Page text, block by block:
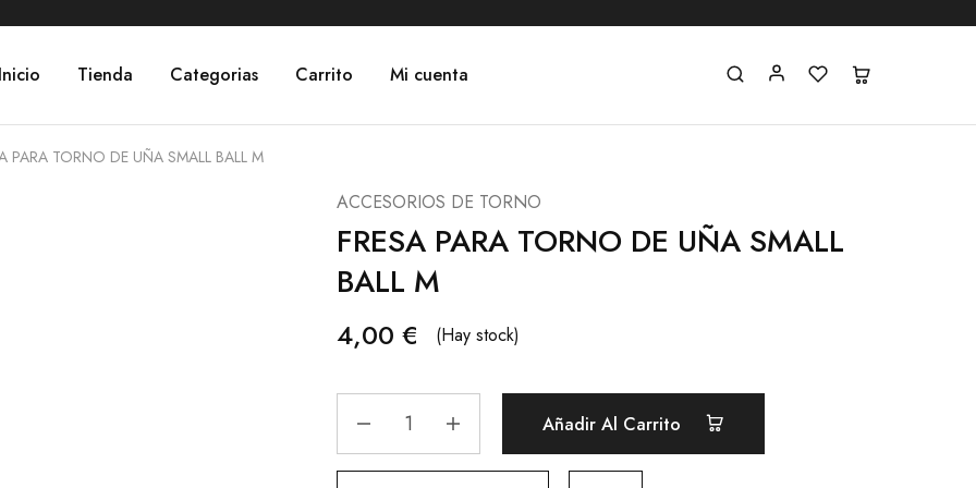
Inicio Tienda Categorias Carrito Mi cuenta
PARA TORNO DE UÑA SMALL BALL M
ACCESORIOS DE TORNO
FRESA PARA TORNO DE UÑA SMALL
BALL M
4,00 € (Hay stock)
Añadir Al Carrito